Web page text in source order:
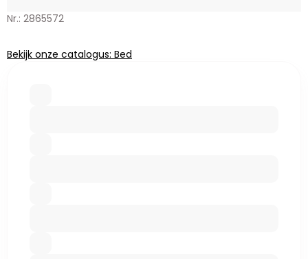
Nr.: 2865572
Bekijk onze catalogus: Bed